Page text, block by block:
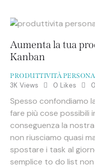
Aumenta la tua
Kanban
PRODUTTIVITÀ
3K Views 0 Likes 0
Spesso confondiamo
fare più cose possibili
conseguenza la
non riusciamo quasi
spostare i task al
semplice to do list